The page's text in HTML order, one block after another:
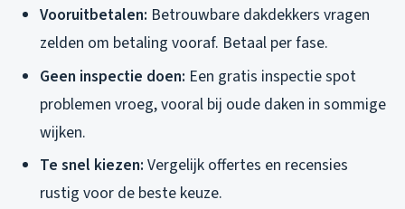
Vooruitbetalen: Betrouwbare dakdekkers vragen
zelden om betaling vooraf. Betaal per fase.
Geen inspectie doen: Een gratis inspectie spot
problemen vroeg, vooral bij oude daken in sommige
wijken.
Te snel kiezen: Vergelijk offertes en recensies
rustig voor de beste keuze.